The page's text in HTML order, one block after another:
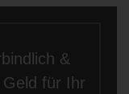
&
für Ihr